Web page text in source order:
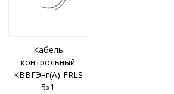
Кабель
контрольный
КВВГЭнг(A)-FRLS
5x1